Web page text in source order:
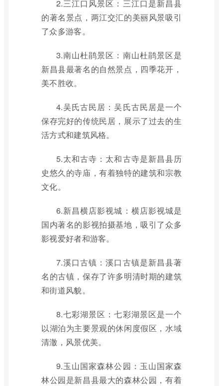
2.三江口风景区：三江口是新昌县
的著名景点，两江交汇的美丽风景吸引
了众多游客。
3.南山杜鹃景区：南山杜鹃景区是
新昌县最著名的自然景点，四季花开，
美不胜收。
4.吴氏古民居：吴氏古民居是一个
保存完好的传统民居，展示了过去的生
活方式和建筑风格。
5.太和古寺：太和古寺是新昌县历
史悠久的寺庙，有着独特的建筑和宗教
文化。
6.新昌横店影视城：横店影视城是
国内著名的影视拍摄基地，吸引了众多
影视爱好者和游客。
7.溪口古镇：溪口古镇是新昌县著
名的古镇，保存了许多明清时期的建筑
和街道风貌。
8.七彩湖景区：七彩湖景区是一个
以湖泊为主要景观的休闲度假区，水域
清澈，风景优美。
9.玉山国家森林公园：玉山国家森
林公园是新昌县最大的森林公园，有着